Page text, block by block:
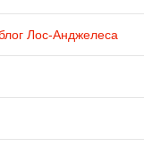
Лос-Анджелеса